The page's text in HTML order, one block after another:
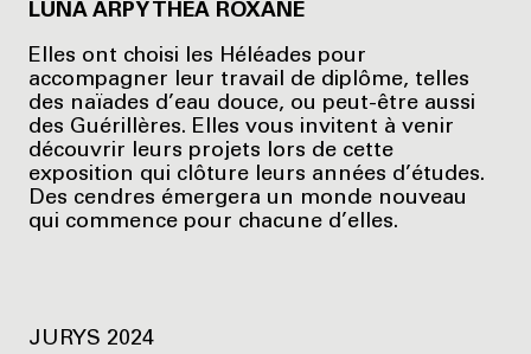
LUNA ARPY THEA ROXANE
Elles ont choisi les Héléades pour
accompagner leur travail de diplôme, telles
des naïades d’eau douce, ou peut-être aussi
des Guérillères. Elles vous invitent à venir
découvrir leurs projets lors de cette
exposition qui clôture leurs années d’études.
Des cendres émergera un monde nouveau
qui commence pour chacune d’elles.
JURYS 2024